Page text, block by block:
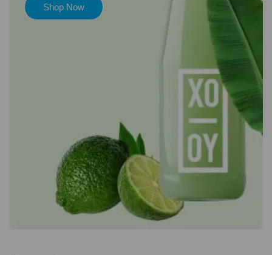
Shop Now